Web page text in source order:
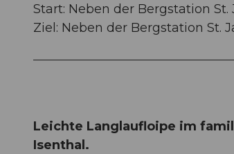
Start: Neben der Bergstation St.
Ziel: Neben der Bergstation St.
Leichte Langlaufloipe im
Isenthal.